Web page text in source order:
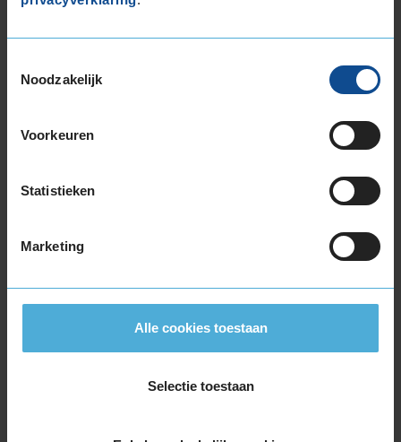
Noodzakelijk
Voorkeuren
Statistieken
Marketing
Alle cookies toestaan
Selectie toestaan
205/55R16 91W RUNFLAT
205/60R16 92H
205/60R16 96H EXTRALOAD
205/65R16 95H
215/55R16 93H
215/55R16 93W
215/55R16 97W EXTRALOAD
215/60R16 95V